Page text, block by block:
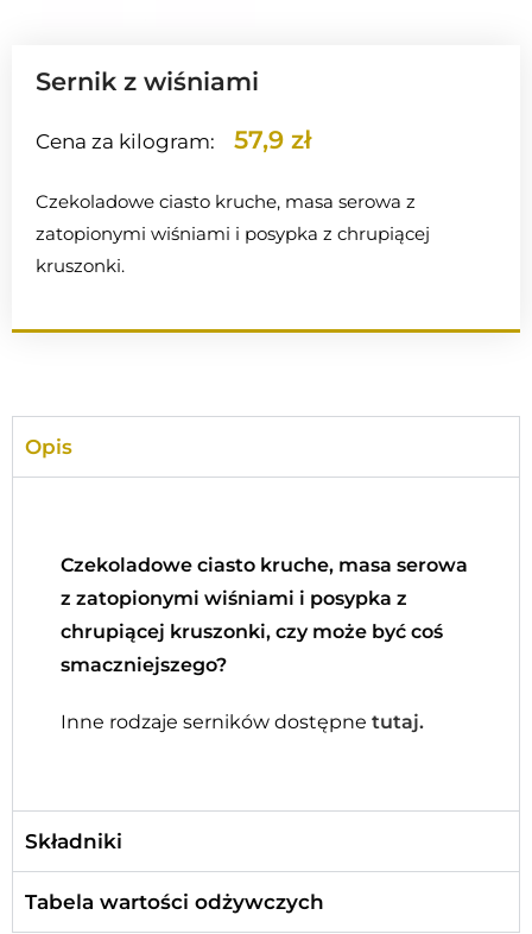
Sernik z wiśniami
Cena za kilogram: 57,9 zł
Czekoladowe ciasto kruche, masa serowa z
zatopionymi wiśniami i posypka z chrupiącej
kruszonki.
Opis
Czekoladowe ciasto kruche, masa serowa
z zatopionymi wiśniami i posypka z
chrupiącej kruszonki, czy może być coś
smaczniejszego?
Inne rodzaje serników dostępne tutaj.
Składniki
Tabela wartości odżywczych